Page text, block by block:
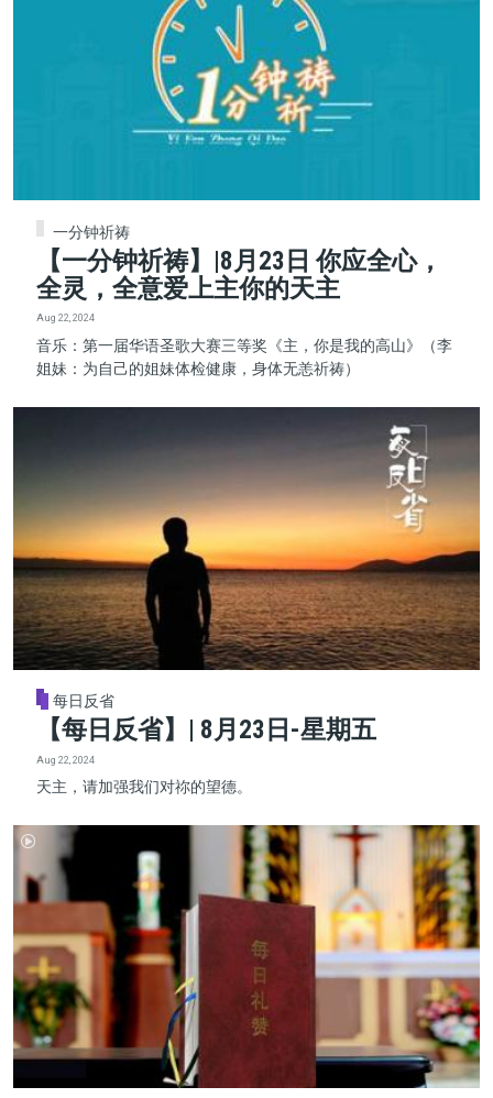
一分钟祈祷
【一分钟祈祷】|8月23日 你应全心，
全灵，全意爱上主你的天主
Aug 22, 2024
音乐：第一届华语圣歌大赛三等奖《主，你是我的高山》（李
姐妹：为自己的姐妹体检健康，身体无恙祈祷）
每日反省
【每日反省】| 8月23日-星期五
Aug 22, 2024
天主，请加强我们对祢的望德。